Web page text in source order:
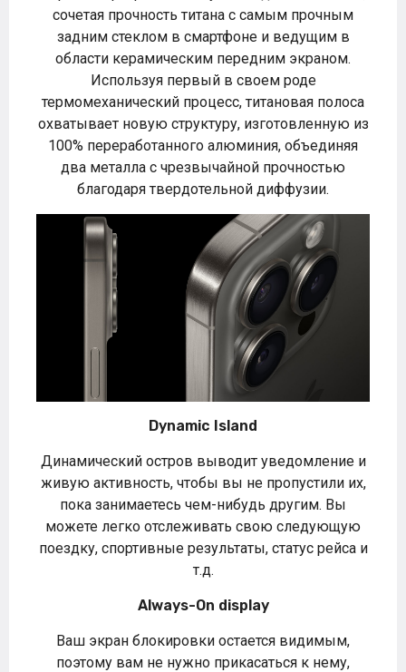
сочетая прочность титана с самым прочным
задним стеклом в смартфоне и ведущим в
области керамическим передним экраном.
Используя первый в своем роде
термомеханический процесс, титановая полоса
охватывает новую структуру, изготовленную из
100% переработанного алюминия, объединяя
два металла с чрезвычайной прочностью
благодаря твердотельной диффузии.
Dynamic Island
Динамический остров выводит уведомление и
живую активность, чтобы вы не пропустили их,
пока занимаетесь чем-нибудь другим. Вы
можете легко отслеживать свою следующую
поездку, спортивные результаты, статус рейса и
т.д.
Always-On display
Ваш экран блокировки остается видимым,
поэтому вам не нужно прикасаться к нему,